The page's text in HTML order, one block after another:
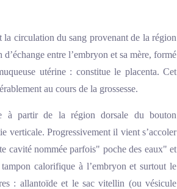
la circulation du sang provenant de la région
entre l’embryon et sa mère, formé
utérine : constitue le placenta. Cet
au cours de la grossesse.
à partir de la région dorsale du bouton
verticale. Progressivement il vient s’accoler
cavité nommée parfois" poche des eaux" et
calorifique à l’embryon et surtout le
: allantoïde et le sac vitellin (ou vésicule